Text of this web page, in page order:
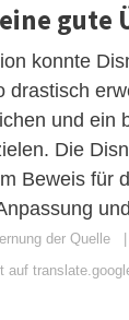
gute
konnte
drastisch
und ein
Die
Beweis für
der Quelle
auf